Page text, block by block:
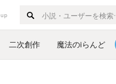
二次創作 魔法のiらんど